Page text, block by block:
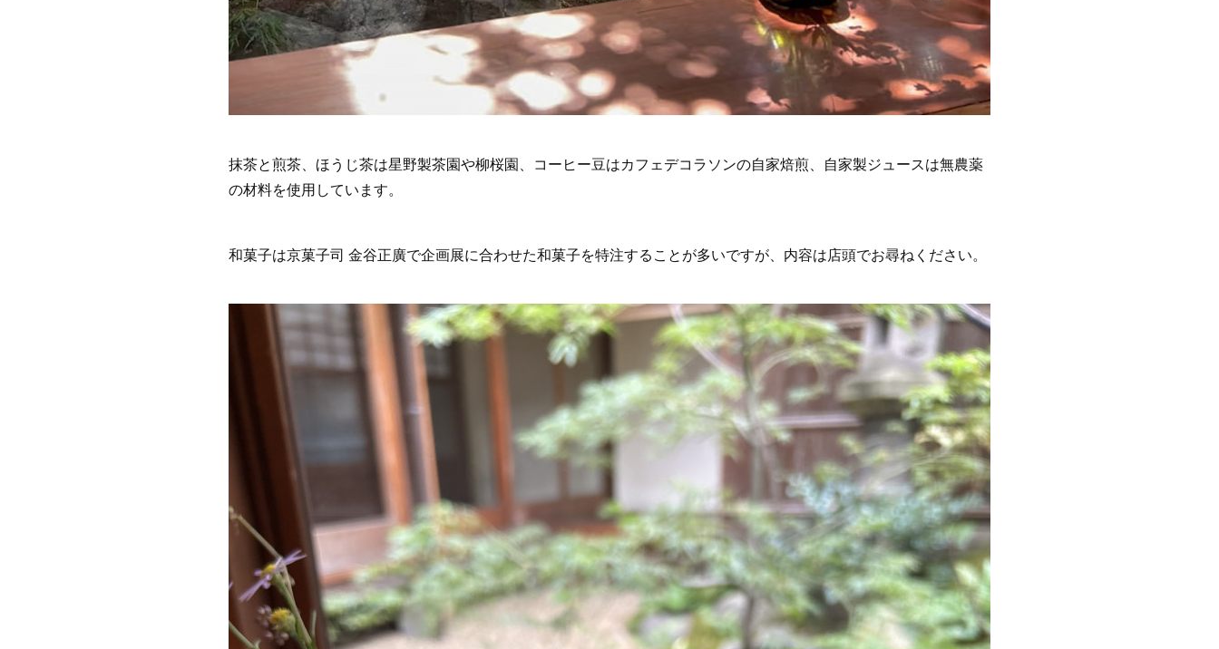
抹茶と煎茶、ほうじ茶は星野製茶園や柳桜園、コーヒー豆はカフェデコラソンの自家焙煎、自家製ジュースは無農薬
の材料を使用しています。
和菓子は京菓子司 金谷正廣で企画展に合わせた和菓子を特注することが多いですが、内容は店頭でお尋ねください。